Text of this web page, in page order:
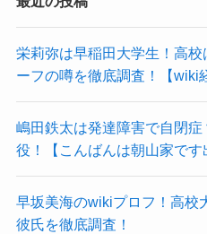
栄莉弥は早稲田大学生！高
ーフの噂を徹底調査！【wiki
嶋田鉄太は発達障害で自閉
役！【こんばんは朝山家です
早坂美海のwikiプロフ！高校
彼氏を徹底調査！